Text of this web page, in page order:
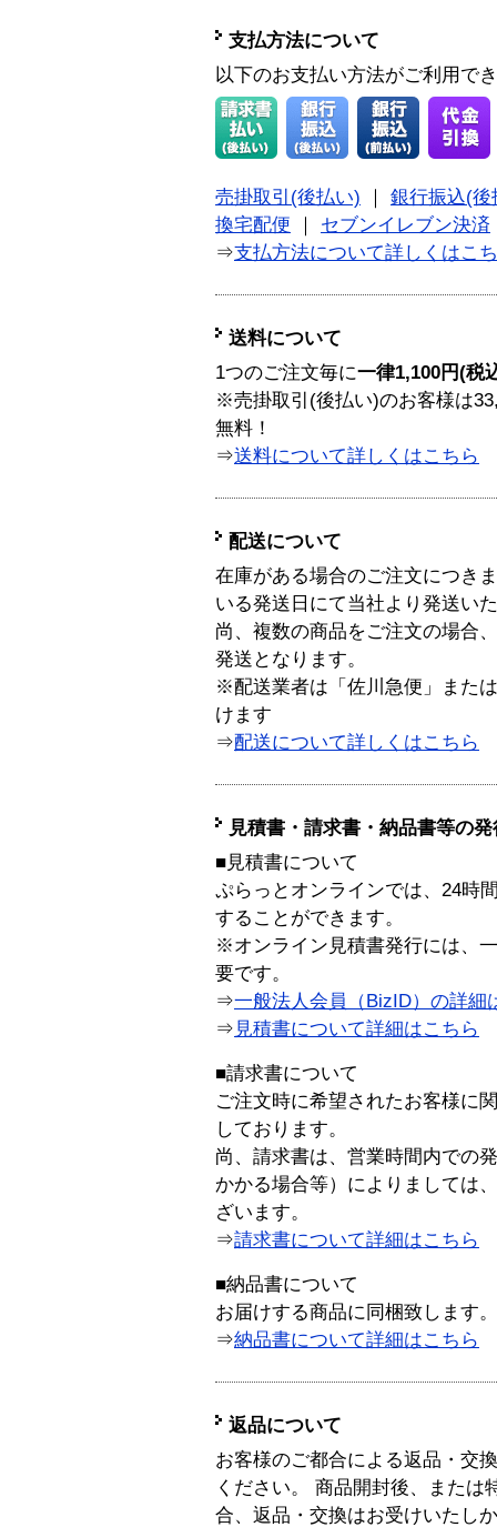
支払方法について
以下のお支払い方法がご利用で
売掛取引(後払い)
銀行振込(後
換宅配便
セブンイレブン決済
⇒支払方法について詳しくはこ
送料について
1つのご注文毎に一律1,100円(税
※売掛取引(後払い)のお客様は
無料！
⇒送料について詳しくはこちら
配送について
在庫がある場合のご注文につき
いる発送日にて当社より発送い
尚、複数の商品をご注文の場合
発送となります。
※配送業者は「佐川急便」また
けます
⇒配送について詳しくはこちら
見積書・請求書・納品書等の
■見積書について
ぷらっとオンラインでは、24時
することができます。
※オンライン見積書発行には、
要です。
⇒一般法人会員（BizID）の詳細
⇒ 見積書について詳細はこちら
■請求書について
ご注文時に希望されたお客様に
しております。
尚、請求書は、営業時間内での
かかる場合等）によりましては
ざいます。
⇒請求書について詳細はこちら
■納品書について
お届けする商品に同梱致します。
⇒納品書について詳細はこちら
返品について
お客様のご都合による返品・交
ください。 商品開封後、または
合、返品・交換はお受けいたし